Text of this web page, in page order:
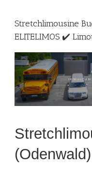
Stretchlimousine
ELITELIMOS ✔️
(Odenwald)